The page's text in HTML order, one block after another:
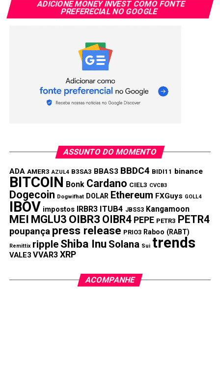
ADICIONE MONEY INVEST COMO FONTE
PREFERECIAL NO GOOGLE
ASSUNTO DO MOMENTO
ADA AMER3 AZUL4 B3SA3 BBAS3 BBDC4 BIDI11 binance
BITCOIN Bonk Cardano CIEL3 CVCB3
Dogecoin Dogwifhat DOLAR Ethereum FXGuys GOLL4
IBOV impostos IRBR3 ITUB4 JBSS3 Kangamoon
MEI MGLU3 OIBR3 OIBR4 PEPE PETR3 PETR4
poupança press release PRIO3 Raboo (RABT)
Remittix ripple Shiba Inu Solana Sui trends
VALE3 VVAR3 XRP
ACOMPANHE